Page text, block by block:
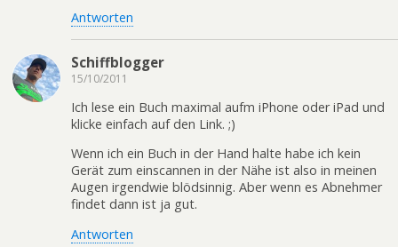
Antworten
Schiffblogger
15/10/2011
Ich lese ein Buch maximal aufm iPhone oder iPad und
klicke einfach auf den Link. ;)
Wenn ich ein Buch in der Hand halte habe ich kein
Gerät zum einscannen in der Nähe ist also in meinen
Augen irgendwie blödsinnig. Aber wenn es Abnehmer
findet dann ist ja gut.
Antworten